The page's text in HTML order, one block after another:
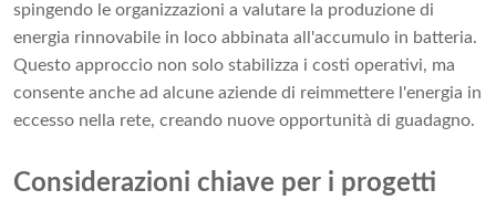
spingendo le organizzazioni a valutare la produzione di
energia rinnovabile in loco abbinata all'accumulo in batteria.
Questo approccio non solo stabilizza i costi operativi, ma
consente anche ad alcune aziende di reimmettere l'energia in
eccesso nella rete, creando nuove opportunità di guadagno.
Considerazioni chiave per i progetti